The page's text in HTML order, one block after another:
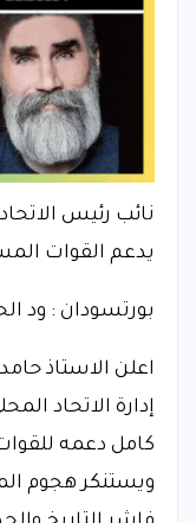
نائب رئيس
يدعم القوات
بورتسودان : ود
اعلن الاستاذ
إدارة الاتحاد
كامل دعمه
ويستنكر هجوم